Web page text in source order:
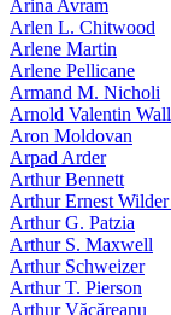
Arina Avram
Arlen L. Chitwood
Arlene Martin
Arlene Pellicane
Armand M. Nicholi
Arnold Valentin
Aron Moldovan
Arpad Arder
Arthur Bennett
Arthur Ernest
Arthur G. Patzia
Arthur S. Maxwell
Arthur Schweizer
Arthur T. Pierson
Arthur Văcăreanu